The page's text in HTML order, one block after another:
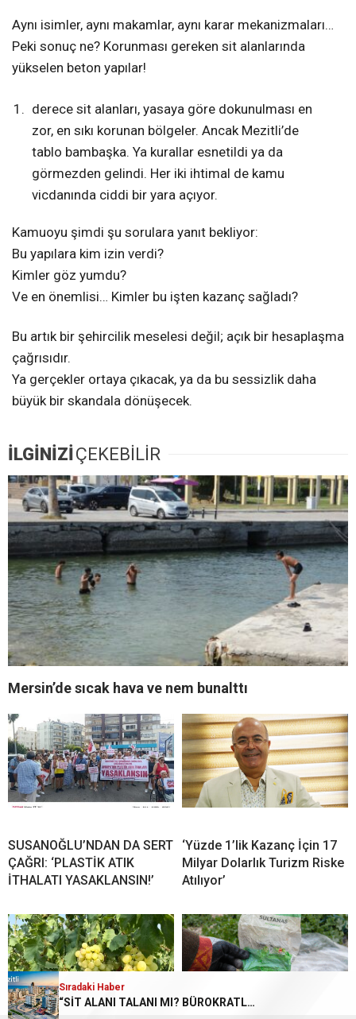
Sıradaki Haber
‘Yüzde 1’lik Kazanç İçin 17 Milyar Dolarlık Turizm Riske Atılıyor’
Sıradaki Haber
“SİT ALANI TALANI MI? BÜROKRATLARA ÇİFTE STANDART MI?”
Aynı isimler, aynı makamlar, aynı karar mekanizmaları…
Peki sonuç ne? Korunması gereken sit alanlarında
yükselen beton yapılar!
derece sit alanları, yasaya göre dokunulması en
zor, en sıkı korunan bölgeler. Ancak Mezitli’de
tablo bambaşka. Ya kurallar esnetildi ya da
görmezden gelindi. Her iki ihtimal de kamu
vicdanında ciddi bir yara açıyor.
Kamuoyu şimdi şu sorulara yanıt bekliyor:
Bu yapılara kim izin verdi?
Kimler göz yumdu?
Ve en önemlisi… Kimler bu işten kazanç sağladı?
Bu artık bir şehircilik meselesi değil; açık bir hesaplaşma
çağrısıdır.
Ya gerçekler ortaya çıkacak, ya da bu sessizlik daha
büyük bir skandala dönüşecek.
İLGİNİZİÇEKEBİLİR
Mersin’de sıcak hava ve nem bunalttı
SUSANOĞLU’NDAN DA SERT
ÇAĞRI: ‘PLASTİK ATIK
İTHALATI YASAKLANSIN!’
‘Yüzde 1’lik Kazanç İçin 17
Milyar Dolarlık Turizm Riske
Atılıyor’